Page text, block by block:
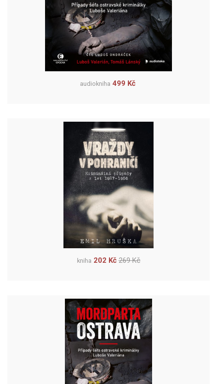
audiokniha 499 Kč
kniha 202 Kč 269 Kč